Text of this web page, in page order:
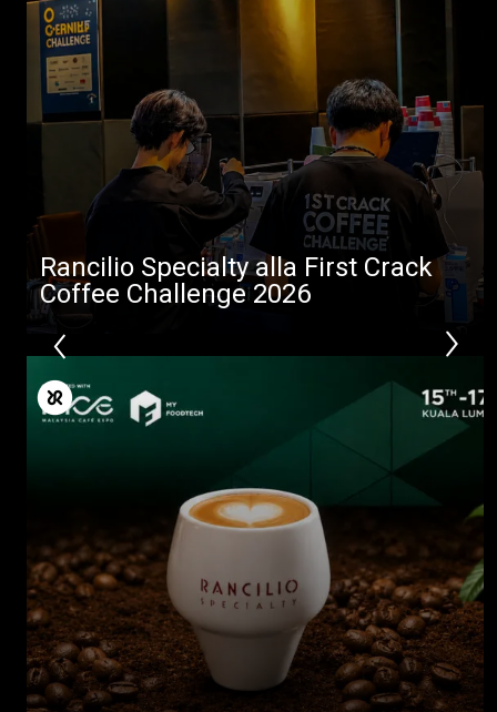
Rancilio Specialty alla First Crack
Coffee Challenge 2026
Tutti
Prodotti
Download